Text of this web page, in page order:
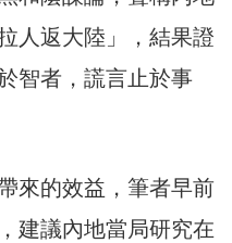
人返大陸」，結果證
智者，謊言止於事
來的效益，筆者早前
建議內地當局研究在